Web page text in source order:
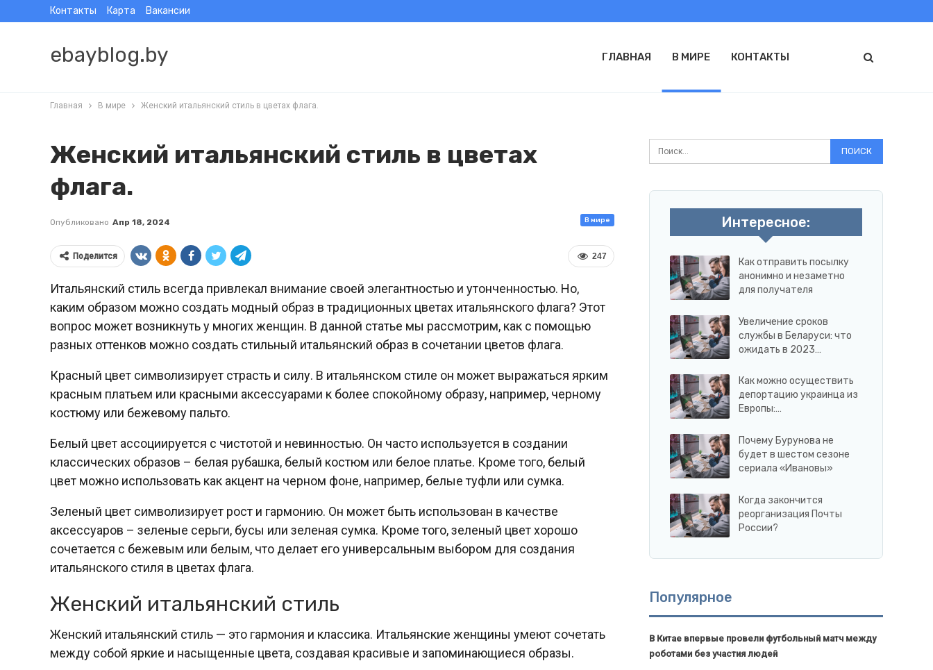
Контакты Карта Вакансии
ebayblog.by ГЛАВНАЯ В МИРЕ КОНТАКТЫ
Главная В мире Женский итальянский стиль в цветах флага.
Женский итальянский стиль в цветах
флага.
В мире
Опубликовано Апр 18, 2024
247
Поделится
Итальянский стиль всегда привлекал внимание своей элегантностью и утонченностью. Но,
каким образом можно создать модный образ в традиционных цветах итальянского флага? Этот
вопрос может возникнуть у многих женщин. В данной статье мы рассмотрим, как с помощью
разных оттенков можно создать стильный итальянский образ в сочетании цветов флага.
Красный цвет символизирует страсть и силу. В итальянском стиле он может выражаться ярким
красным платьем или красными аксессуарами к более спокойному образу, например, черному
костюму или бежевому пальто.
Белый цвет ассоциируется с чистотой и невинностью. Он часто используется в создании
классических образов – белая рубашка, белый костюм или белое платье. Кроме того, белый
цвет можно использовать как акцент на черном фоне, например, белые туфли или сумка.
Зеленый цвет символизирует рост и гармонию. Он может быть использован в качестве
аксессуаров – зеленые серьги, бусы или зеленая сумка. Кроме того, зеленый цвет хорошо
сочетается с бежевым или белым, что делает его универсальным выбором для создания
итальянского стиля в цветах флага.
Женский итальянский стиль
Женский итальянский стиль — это гармония и классика. Итальянские женщины умеют сочетать
между собой яркие и насыщенные цвета, создавая красивые и запоминающиеся образы.
Интересное:
Как отправить посылку
анонимно и незаметно
для получателя
Увеличение сроков
службы в Беларуси: что
ожидать в 2023…
Как можно осуществить
депортацию украинца из
Европы:…
Почему Бурунова не
будет в шестом сезоне
сериала «Ивановы»
Когда закончится
реорганизация Почты
России?
Популярное
В Китае впервые провели футбольный матч между
роботами без участия людей